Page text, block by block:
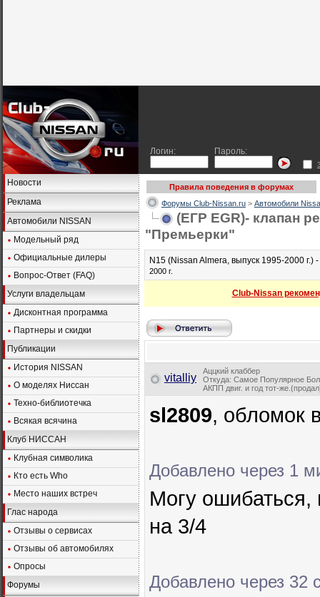
Логин: Пароль:
Новости
Реклама
Автомобили NISSAN
Модельный ряд
Официальные дилеры
Вопрос-Ответ (FAQ)
Услуги владельцам
Дисконтная программа
Партнеры и скидки
Публикации
История NISSAN
О моделях Ниссан
Техно-библиотечка
Всякая всячина
Клуб НИССАН
Клубная символика
Кто есть Who
Место наших встреч
Глас народа
Отзывы о сервисах
Отзывы об автомобилях
Опросы
Форумы
Правила поведения в форумах
Форумы Club-Nissan.ru > Автомобили
(ЕГР EGR)- клапан
"Премьерки"
N15 (Nissan Almera, выпуск 1995-2000 г.) -
2000 г.
Club-Nissan
vitalliy
Аццкий клаббер
Откуда: Самое Популярное
АКПП двиг. и год тот-
sl2809, обломок
Добавлено через 1
Могу ошибаться,
на 3/4
Добавлено через 32